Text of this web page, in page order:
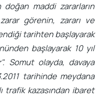
doğan maddi zararların
görenin, zararı ve
tarihten başlayarak
başlayarak 10 yıl
Somut olayda, davaya
tarihinde meydana
trafik kazasından ibaret